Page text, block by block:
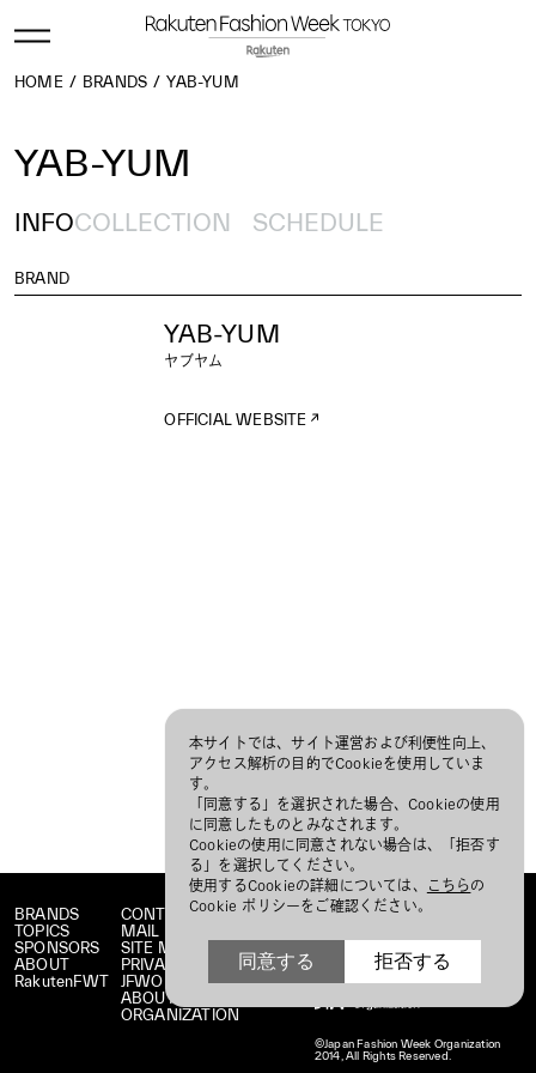
HOME BRANDS YAB-YUM
YAB-YUM
INFOCOLLECTION SCHEDULE
BRAND
YAB-YUM
ヤブヤム
OFFICIAL WEBSITE
BRANDS
TOPICS
SPONSORS
ABOUT
RakutenFWT
CONTACT
MAIL MAGAZINE
SITE MAP
PRIVACY POLICY
JFWO LINK
ABOUT JFW
ORGANIZATION
©Japan Fashion Week Organization
2014, All Rights Reserved.
本サイトでは、サイト運営および利便性向上、
アクセス解析の目的でCookieを使用していま
す。
「同意する」を選択された場合、Cookieの使用
に同意したものとみなされます。
Cookieの使用に同意されない場合は、「拒否す
る」を選択してください。
使用するCookieの詳細については、
こちらの
Cookie ポリシーをご確認ください。
同意する 拒否する